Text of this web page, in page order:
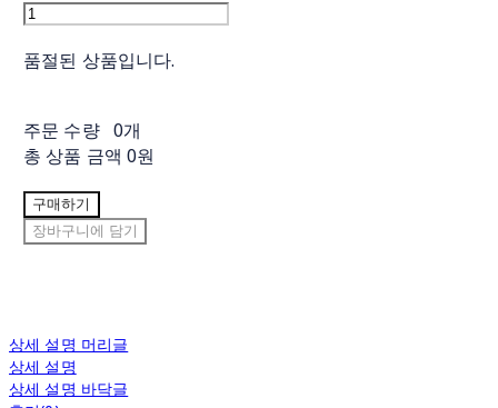
품절된 상품입니다.
주문 수량 0개
총 상품 금액 0원
구매하기
장바구니에 담기
상세 설명 머리글
상세 설명
상세 설명 바닥글